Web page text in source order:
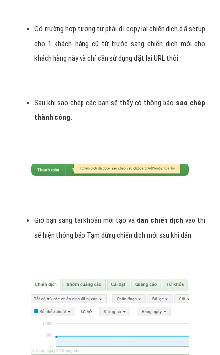
Có trường hợp tương tự phải đi copy lại chiến dịch đã setup
cho 1 khách hàng cũ từ trước sang chiến dịch mới cho
khách hàng này và chỉ cần sử dụng đặt lại URL thôi
Sau khi sao chép các bạn sẽ thấy có thông báo sao chép
thành công.
Giờ bạn sang tài khoản mới tạo và dán chiến dịch vào thì
sẽ hiện thông báo Tạm dừng chiến dịch mới sau khi dán.